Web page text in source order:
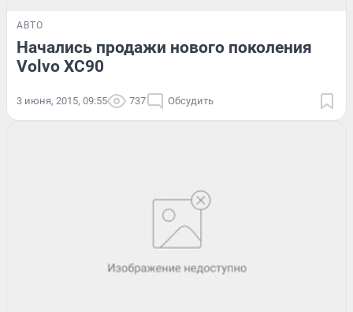
АВТО
Начались продажи нового поколения
Volvo XC90
3 июня, 2015, 09:55 737 Обсудить